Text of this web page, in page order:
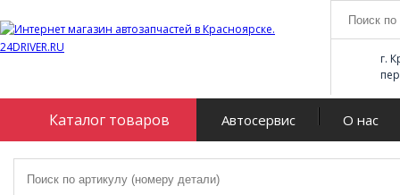
г.
Каталог товаров Автосервис О нас